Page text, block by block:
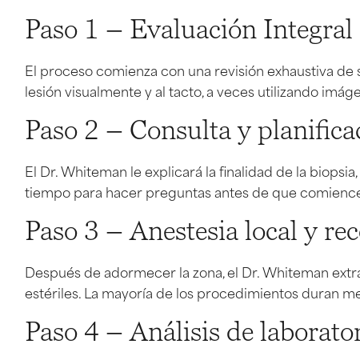
Paso 1 – Evaluación Integral
El proceso comienza con una revisión exhaustiva
lesión visualmente y al tacto, a veces utilizando
Paso 2 – Consulta y
El Dr. Whiteman le explicará la finalidad de la
tiempo para hacer preguntas antes de que
Paso 3 – Anestesia local y
Después de adormecer la zona, el Dr. Whiteman
estériles. La mayoría de los procedimientos duran
Paso 4 – Análisis de